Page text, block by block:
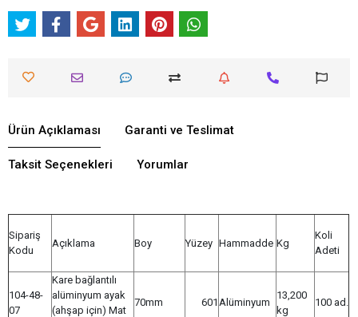
Ürün Açıklaması Garanti ve Teslimat
Taksit Seçenekleri Yorumlar
Sipariş
Kodu
Açıklama Boy Yüzey Hammadde Kg
Koli
Adeti
104-48-
07
Kare bağlantılı
alüminyum ayak
(ahşap için) Mat
70mm 601 Alüminyum
13,200
kg
100 ad.